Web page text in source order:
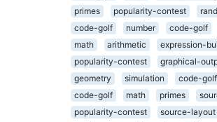
primes
popularity-contest
code-golf
number code-golf
math
arithmetic
expression-
popularity-contest
graphical-
geometry
simulation code-golf
code-golf
math primes
popularity-contest
source-layout